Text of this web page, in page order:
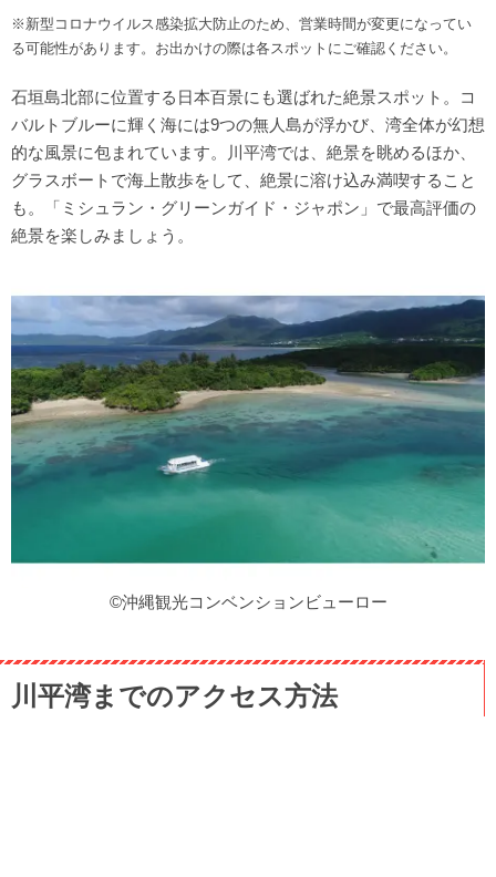
川平湾周辺にあるランチスポット
がじゅまるのブランコ
石垣牛ケバブのKaboo
※新型コロナウイルス感染拡大防止のため、営業時間が変更になってい
る可能性があります。お出かけの際は各スポットにご確認ください。
石垣島北部に位置する日本百景にも選ばれた絶景スポット。コ
バルトブルーに輝く海には9つの無人島が浮かび、湾全体が幻想
的な風景に包まれています。川平湾では、絶景を眺めるほか、
グラスボートで海上散歩をして、絶景に溶け込み満喫すること
も。「ミシュラン・グリーンガイド・ジャポン」で最高評価の
絶景を楽しみましょう。
©沖縄観光コンベンションビューロー
川平湾までのアクセス方法